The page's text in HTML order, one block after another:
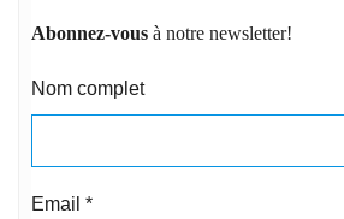
Abonnez-vous à notre newsletter!
Nom complet
Email *